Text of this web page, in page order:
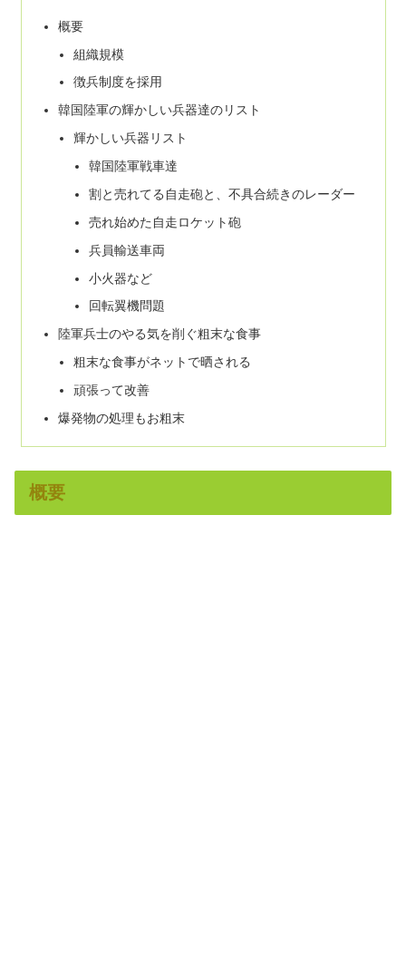
概要
組織規模
徴兵制度を採用
韓国陸軍の輝かしい兵器達のリスト
輝かしい兵器リスト
韓国陸軍戦車達
割と売れてる自走砲と、不具合続きのレーダー
売れ始めた自走ロケット砲
兵員輸送車両
小火器など
回転翼機問題
陸軍兵士のやる気を削ぐ粗末な食事
粗末な食事がネットで晒される
頑張って改善
爆発物の処理もお粗末
概要